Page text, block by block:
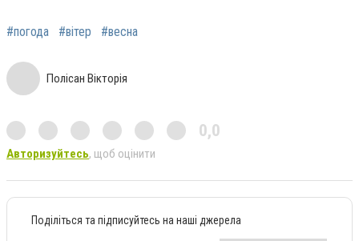
#погода #вітер #весна
Полісан Вікторія
0,0
Авторизуйтесь, щоб оцінити
Поділіться та підписуйтесь на наші джерела